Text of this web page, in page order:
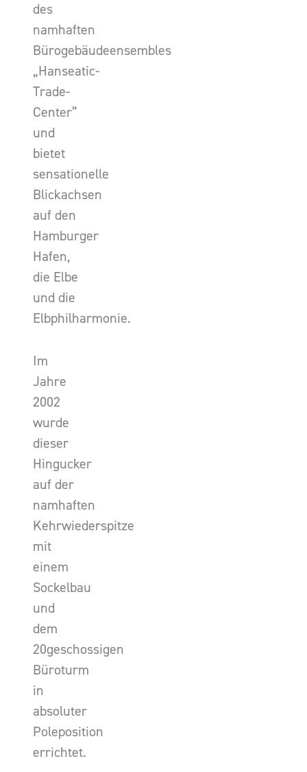
des
namhaften
Bürogebäudeensembles
„Hanseatic-
Trade-
Center”
und
bietet
sensationelle
Blickachsen
auf den
Hamburger
Hafen,
die Elbe
und die
Elbphilharmonie.
Im
Jahre
2002
wurde
dieser
Hingucker
auf der
namhaften
Kehrwiederspitze
mit
einem
Sockelbau
und
dem
20geschossigen
Büroturm
in
absoluter
Poleposition
errichtet.